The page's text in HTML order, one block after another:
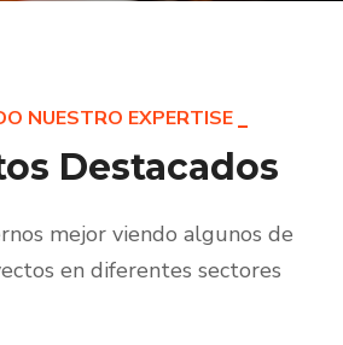
NUESTRO EXPERTISE
Destacados
mejor viendo algunos de
en diferentes sectores